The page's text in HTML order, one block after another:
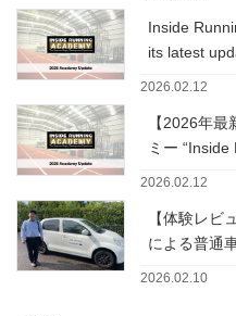
Inside
its latest
2026.02.12
【2026年
ミー
2026.02.12
【体験レビ
による普通
2026.02.10